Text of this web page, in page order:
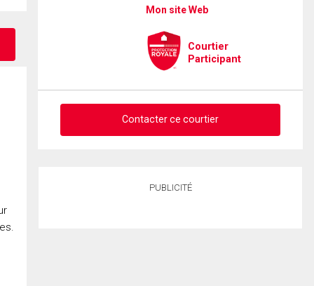
Mon site Web
Courtier
Participant
Contacter ce courtier
PUBLICITÉ